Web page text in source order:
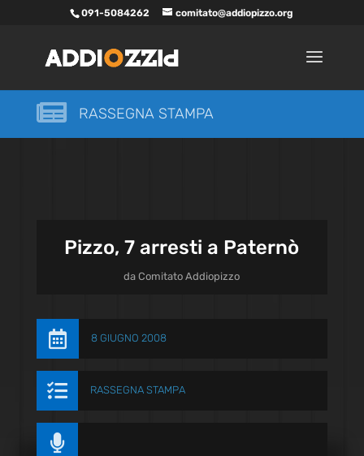
091-5084262 comitato@addiopizzo.org
 RASSEGNA STAMPA
Pizzo, 7 arresti a Paternò
daComitato Addiopizzo
 8 GIUGNO 2008
 RASSEGNA STAMPA
